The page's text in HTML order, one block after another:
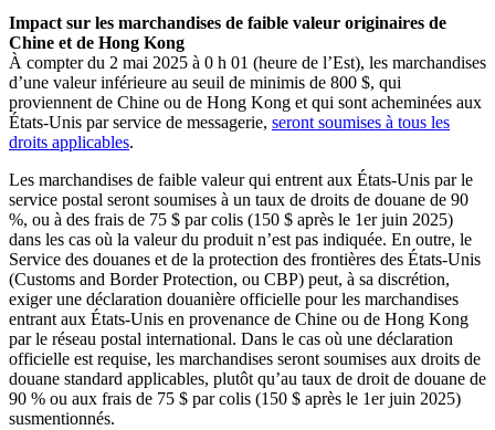
Impact sur les marchandises de faible valeur originaires de
Chine et de Hong Kong
À compter du 2 mai 2025 à 0 h 01 (heure de l’Est), les marchandises
d’une valeur inférieure au seuil de minimis de 800 $, qui
proviennent de Chine ou de Hong Kong et qui sont acheminées aux
États-Unis par service de messagerie, seront soumises à tous les
droits applicables.
Les marchandises de faible valeur qui entrent aux États-Unis par le
service postal seront soumises à un taux de droits de douane de 90
%, ou à des frais de 75 $ par colis (150 $ après le 1er juin 2025)
dans les cas où la valeur du produit n’est pas indiquée. En outre, le
Service des douanes et de la protection des frontières des États-Unis
(Customs and Border Protection, ou CBP) peut, à sa discrétion,
exiger une déclaration douanière officielle pour les marchandises
entrant aux États-Unis en provenance de Chine ou de Hong Kong
par le réseau postal international. Dans le cas où une déclaration
officielle est requise, les marchandises seront soumises aux droits de
douane standard applicables, plutôt qu’au taux de droit de douane de
90 % ou aux frais de 75 $ par colis (150 $ après le 1er juin 2025)
susmentionnés.